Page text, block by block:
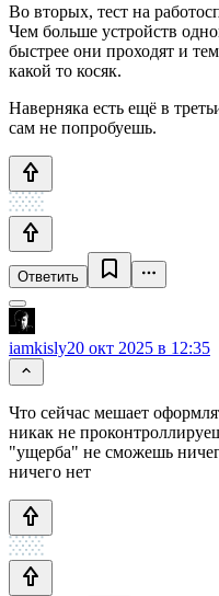
Во вторых, тест на
Чем больше устройств
быстрее они проходят и
какой то косяк.
Наверняка есть ещё в
сам не попробуешь.
Ответить
iamkisly20 окт 2025 в 12:35
Что сейчас мешает
никак не
"ущерба" не сможешь
ничего нет